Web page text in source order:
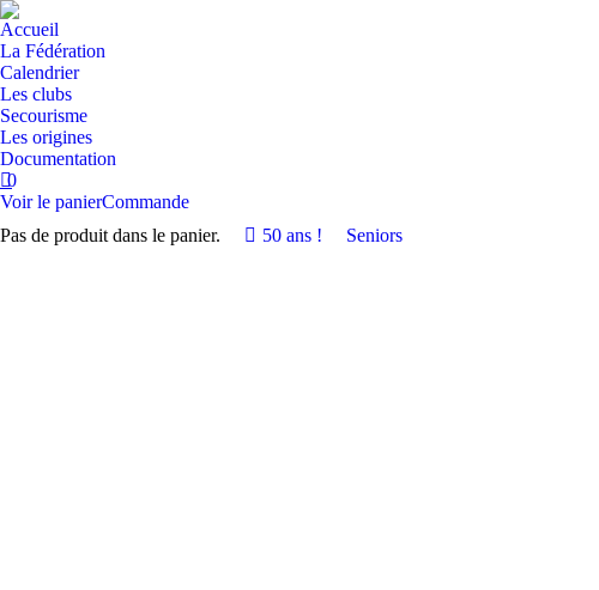
Accueil
La Fédération
Calendrier
Les clubs
Secourisme
Les origines
Documentation
0
Voir le panierCommande
Pas de produit dans le panier.
50 ans ! Seniors